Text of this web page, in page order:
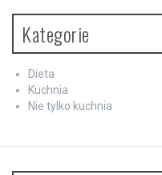
Kategorie
Dieta
Kuchnia
Nie tylko kuchnia